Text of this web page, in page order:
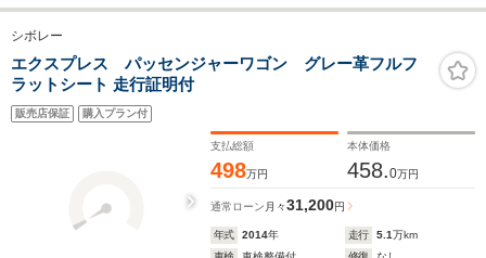
シボレー
エクスプレス パッセンジャーワゴン グレー革フルフ
ラットシート 走行証明付
販売店保証 購入プラン付
支払総額
498万円
本体価格
458.0万円
通常ローン 月々31,200円
年式 2014年 走行 5.1万km